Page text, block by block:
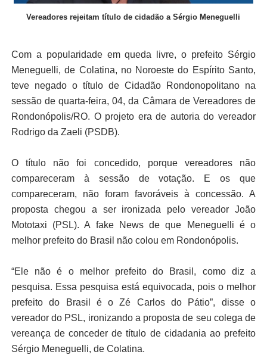
Vereadores rejeitam título de cidadão a Sérgio Meneguelli
Com a popularidade em queda livre, o prefeito Sérgio
Meneguelli, de Colatina, no Noroeste do Espírito Santo,
teve negado o título de Cidadão Rondonopolitano na
sessão de quarta-feira, 04, da Câmara de Vereadores de
Rondonópolis/RO. O projeto era de autoria do vereador
Rodrigo da Zaeli (PSDB).
O título não foi concedido, porque vereadores não
compareceram à sessão de votação. E os que
compareceram, não foram favoráveis à concessão. A
proposta chegou a ser ironizada pelo vereador João
Mototaxi (PSL). A fake News de que Meneguelli é o
melhor prefeito do Brasil não colou em Rondonópolis.
“Ele não é o melhor prefeito do Brasil, como diz a
pesquisa. Essa pesquisa está equivocada, pois o melhor
prefeito do Brasil é o Zé Carlos do Pátio”, disse o
vereador do PSL, ironizando a proposta de seu colega de
vereança de conceder de título de cidadania ao prefeito
Sérgio Meneguelli, de Colatina.